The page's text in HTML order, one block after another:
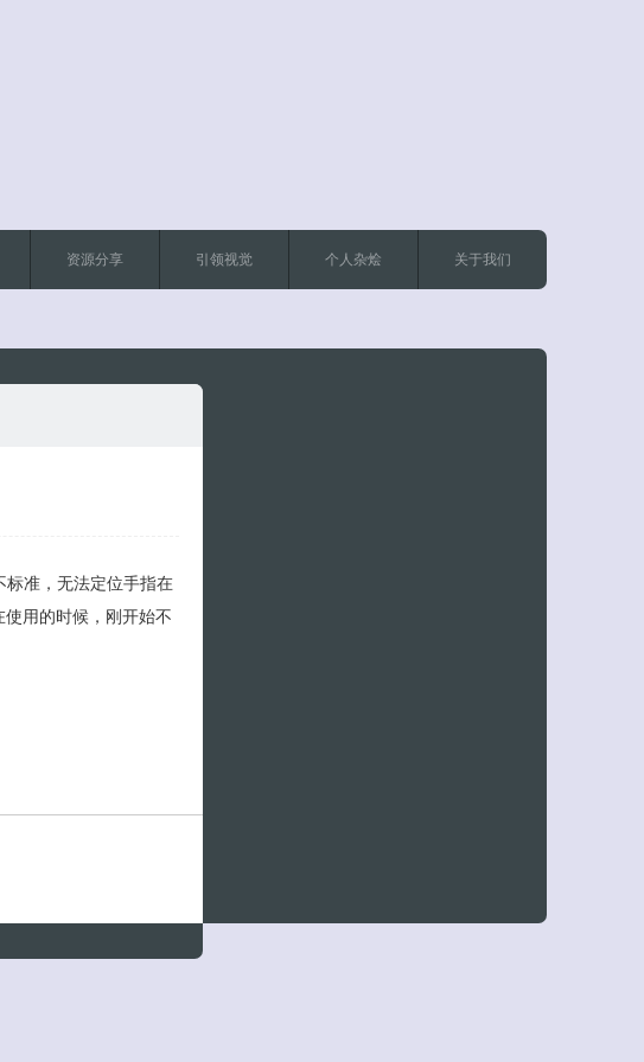
资源分享 引领视觉 个人杂烩 关于我们
标准，无法定位手指在
用的时候，刚开始不
客服小美